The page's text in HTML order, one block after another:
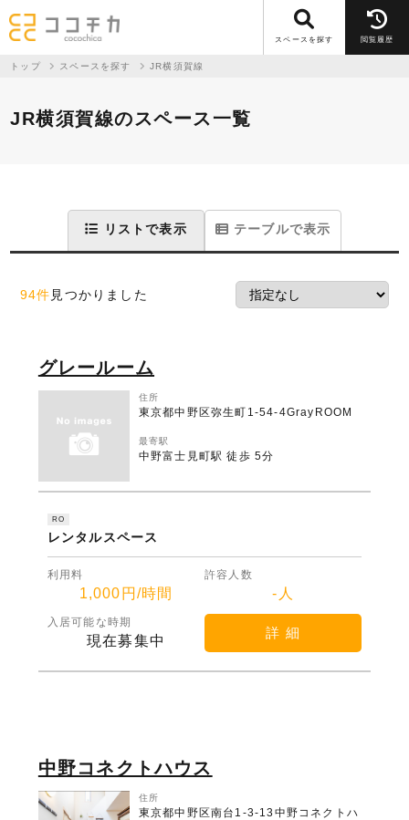
スペースを探す 閲覧履歴
トップ スペースを探す JR横須賀線
JR横須賀線のスペース一覧
リストで表示 テーブルで表示
94件 見つかりました
グレールーム
住所
東京都中野区弥生町1-54-4GrayROOM
最寄駅
中野富士見町駅 徒歩 5分
RO
レンタルスペース
利用料
1,000円/時間
許容人数
-人
入居可能な時期
現在募集中
詳 細
中野コネクトハウス
住所
東京都中野区南台1-3-13中野コネクトハ